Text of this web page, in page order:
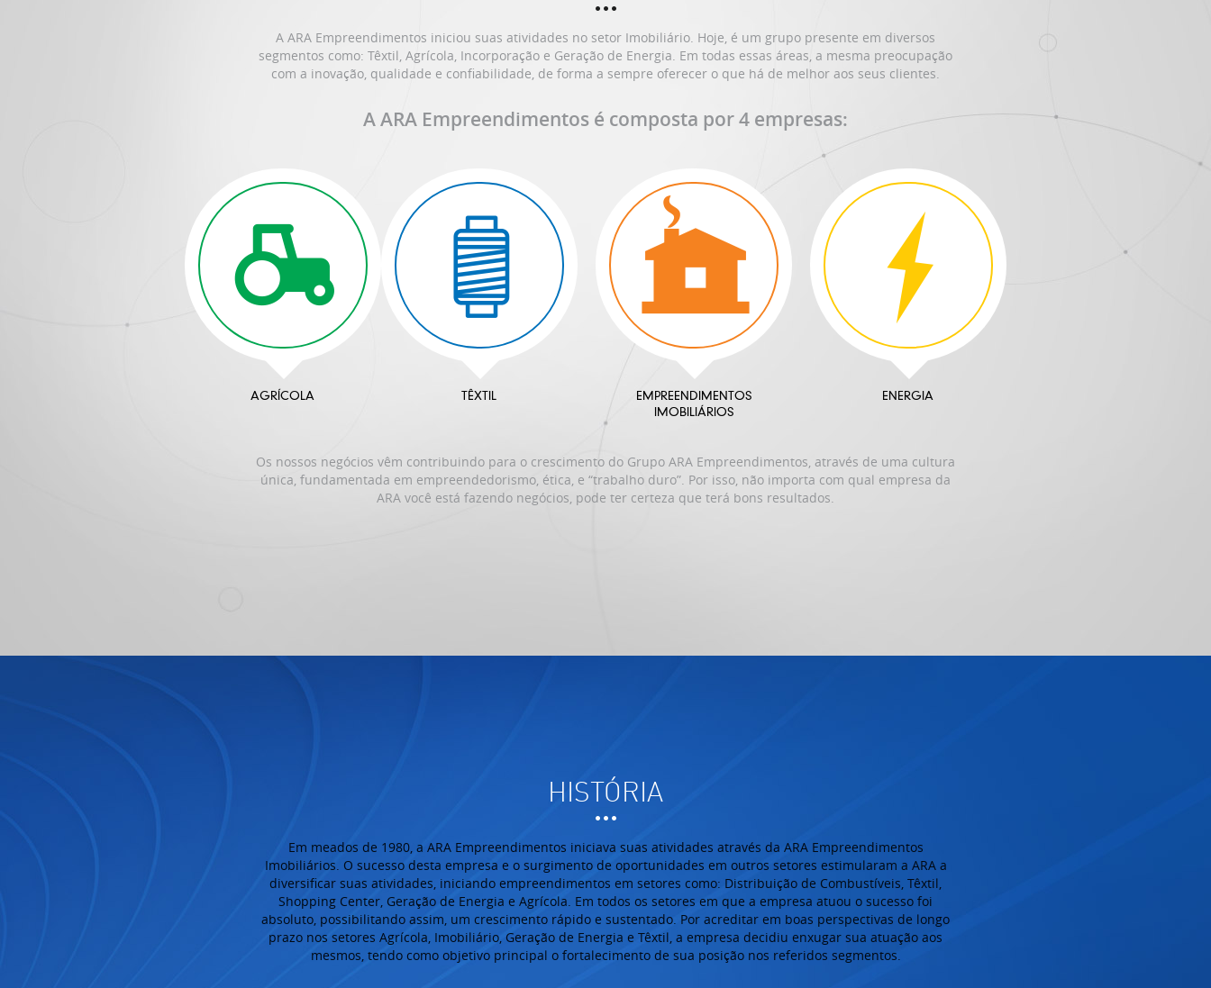
A ARA Empreendimentos iniciou suas atividades no setor Imobiliário. Hoje, é um grupo presente em diversos
segmentos como: Têxtil, Agrícola, Incorporação e Geração de Energia. Em todas essas áreas, a mesma preocupação
com a inovação, qualidade e confiabilidade, de forma a sempre oferecer o que há de melhor aos seus clientes.
A ARA Empreendimentos é composta por 4 empresas:
AGRÍCOLA TÊXTIL
EMPREENDIMENTOS
IMOBILIÁRIOS
ENERGIA
Os nossos negócios vêm contribuindo para o crescimento do Grupo ARA Empreendimentos, através de uma cultura
única, fundamentada em empreendedorismo, ética, e “trabalho duro”. Por isso, não importa com qual empresa da
ARA você está fazendo negócios, pode ter certeza que terá bons resultados.
HISTÓRIA
Em meados de 1980, a ARA Empreendimentos iniciava suas atividades através da ARA Empreendimentos
Imobiliários. O sucesso desta empresa e o surgimento de oportunidades em outros setores estimularam a ARA a
diversificar suas atividades, iniciando empreendimentos em setores como: Distribuição de Combustíveis, Têxtil,
Shopping Center, Geração de Energia e Agrícola. Em todos os setores em que a empresa atuou o sucesso foi
absoluto, possibilitando assim, um crescimento rápido e sustentado. Por acreditar em boas perspectivas de longo
prazo nos setores Agrícola, Imobiliário, Geração de Energia e Têxtil, a empresa decidiu enxugar sua atuação aos
mesmos, tendo como objetivo principal o fortalecimento de sua posição nos referidos segmentos.